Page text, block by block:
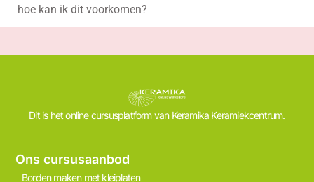
hoe kan ik dit voorkomen?
Dit is het online cursusplatform van Keramika Keramiekcentrum.
Ons cursusaanbod
Borden maken met kleiplaten